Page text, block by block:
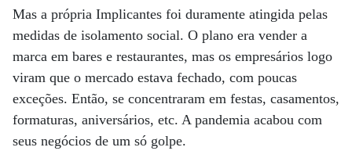
Mas a própria Implicantes foi duramente atingida pelas
medidas de isolamento social. O plano era vender a
marca em bares e restaurantes, mas os empresários logo
viram que o mercado estava fechado, com poucas
exceções. Então, se concentraram em festas, casamentos,
formaturas, aniversários, etc. A pandemia acabou com
seus negócios de um só golpe.